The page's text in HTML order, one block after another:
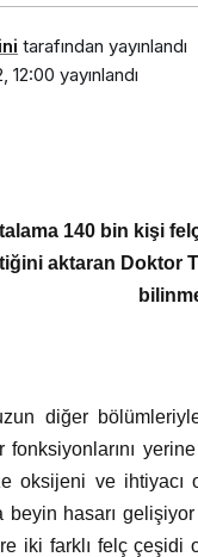
tarafından yayınlandı
12:00 yayınlandı
140 bin kişi
aktaran Doktor
diğer
fonksiyonlarını
oksijeni ve ihtiyacı
beyin hasarı
iki farklı felç çeşidi